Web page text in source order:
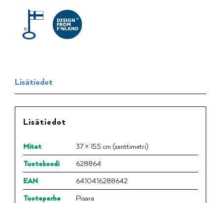
Lisätiedot
Lisätiedot
Mitat
37 × 15.5 cm (senttimetri)
Tuotekoodi
628864
EAN
6410416288642
Tuoteperhe
Pisara